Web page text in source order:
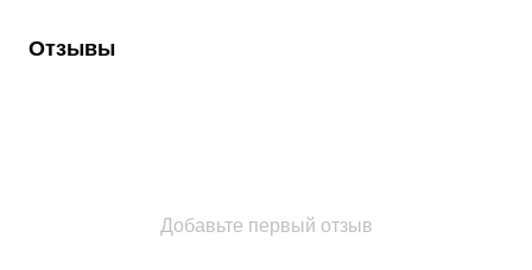
Отзывы
Добавьте первый отзыв